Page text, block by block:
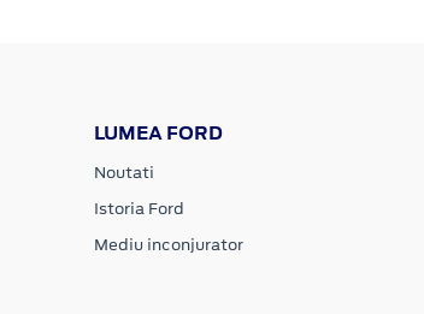
LUMEA FORD
Noutati
Istoria Ford
Mediu inconjurator